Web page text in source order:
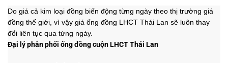
Do giá cả kim loại đồng biến động từng ngày theo thị trường giá
đồng thế giới, vì vậy giá ống đồng LHCT Thái Lan sẽ luôn thay
đổi liên tục qua từng ngày.
Đại lý phân phối ống đồng cuộn LHCT Thái Lan